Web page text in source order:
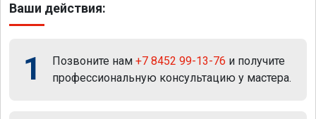
Ваши действия:
1 Позвоните нам +7 8452 99-13-76 и получите
профессиональную консультацию у мастера.